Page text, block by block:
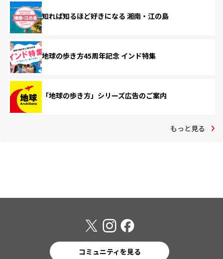
知れば知るほど好きになる 湘南・江の島
地球の歩き方45周年記念 インド特集
「地球の歩き方」シリーズ広告のご案内
もっと見る
コミュニティを見る